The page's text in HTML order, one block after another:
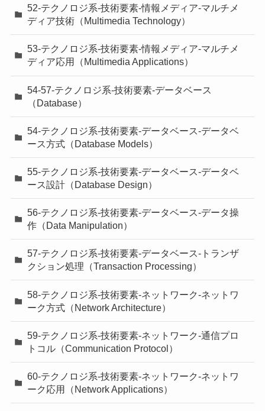
52-テクノロジ系-技術要素-情報メディア-マルチメ
ディア技術（Multimedia Technology）
53-テクノロジ系-技術要素-情報メディア-マルチメ
ディア応用（Multimedia Applications）
54-57-テクノロジ系-技術要素-データベース
（Database）
54-テクノロジ系-技術要素-データベース-データベ
ース方式（Database Models）
55-テクノロジ系-技術要素-データベース-データベ
ース設計（Database Design）
56-テクノロジ系-技術要素-データベース-データ操
作（Data Manipulation）
57-テクノロジ系-技術要素-データベース-トランザ
クション処理（Transaction Processing）
58-テクノロジ系-技術要素-ネットワーク-ネットワ
ーク方式（Network Architecture）
59-テクノロジ系-技術要素-ネットワーク-通信プロ
トコル（Communication Protocol）
60-テクノロジ系-技術要素-ネットワーク-ネットワ
ーク応用（Network Applications）